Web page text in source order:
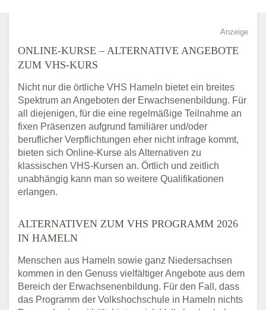
Anzeige
ONLINE-KURSE – ALTERNATIVE ANGEBOTE
ZUM VHS-KURS
Nicht nur die örtliche VHS Hameln bietet ein breites
Spektrum an Angeboten der Erwachsenenbildung. Für
all diejenigen, für die eine regelmäßige Teilnahme an
fixen Präsenzen aufgrund familiärer und/oder
beruflicher Verpflichtungen eher nicht infrage kommt,
bieten sich Online-Kurse als Alternativen zu
klassischen VHS-Kursen an. Örtlich und zeitlich
unabhängig kann man so weitere Qualifikationen
erlangen.
ALTERNATIVEN ZUM VHS PROGRAMM 2026
IN HAMELN
Menschen aus Hameln sowie ganz Niedersachsen
kommen in den Genuss vielfältiger Angebote aus dem
Bereich der Erwachsenenbildung. Für den Fall, dass
das Programm der Volkshochschule in Hameln nichts